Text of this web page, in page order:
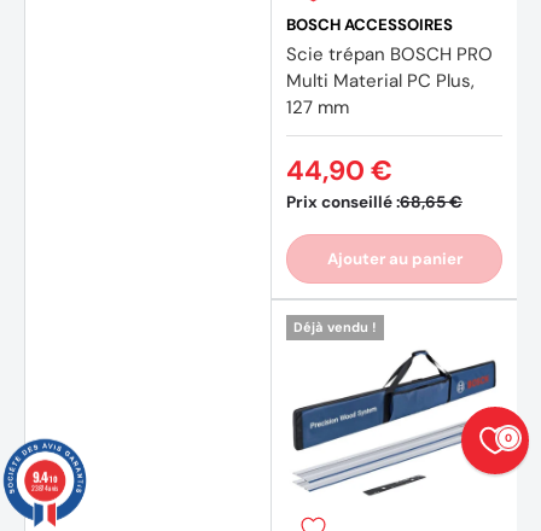
BOSCH ACCESSOIRES
Scie trépan BOSCH PRO
Multi Material PC Plus,
127 mm
Prix conseillé :68,65 €
44,90 €
Ajouter au panier
Déjà vendu !
0
9.4/10
23874 avis